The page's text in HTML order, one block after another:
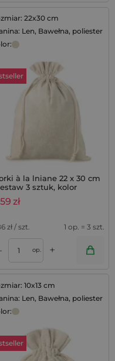
22x30 cm
Len, Bawełna, poliester
à la lniane 22 x 30 cm
3 sztuk, kolor
zł
zł / szt. 1 op. = 3 szt.
op. +
10x13 cm
Len, Bawełna, poliester